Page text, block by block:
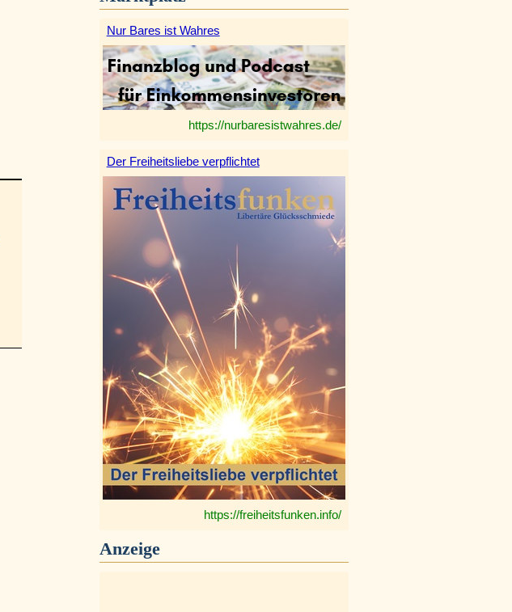
Nur Bares ist Wahres
https://nurbaresistwahres.de/
Der Freiheitsliebe verpflichtet
https://freiheitsfunken.info/
Anzeige